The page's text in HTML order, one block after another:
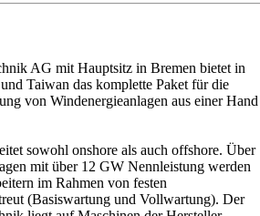
AG mit Hauptsitz in Bremen bietet in
Taiwan das komplette Paket für die
von Windenergieanlagen aus einer Hand
sowohl onshore als auch offshore. Über
mit über 12 GW Nennleistung werden
im Rahmen von festen
(Basiswartung und Vollwartung). Der